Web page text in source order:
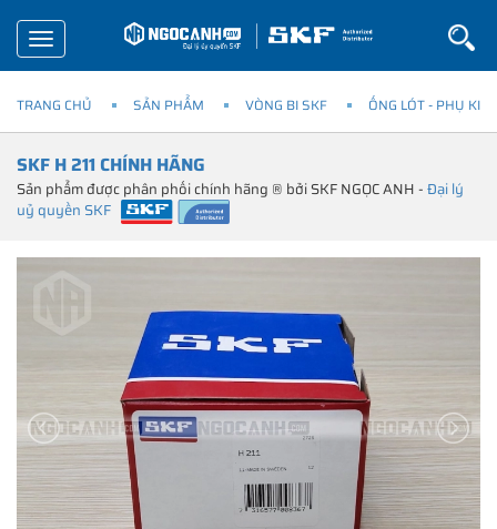
Toggle
navigation
TRANG CHỦ SẢN PHẨM VÒNG BI SKF ỐNG LÓT - PHỤ KIỆN
SKF H 211 CHÍNH HÃNG
Sản phẩm được phân phối chính hãng ® bởi SKF NGỌC ANH -Đại lý
uỷ quyền SKF